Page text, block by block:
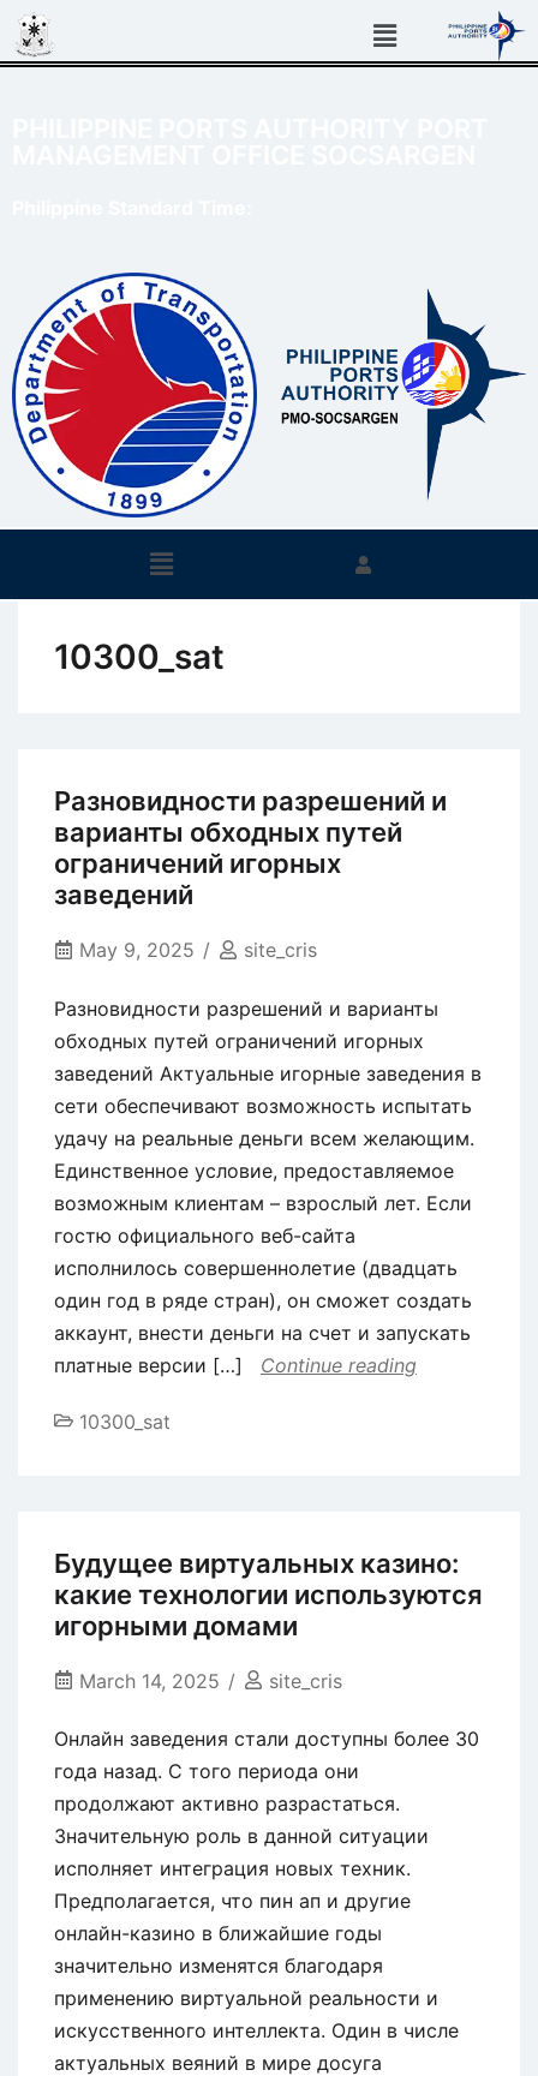
10300_sat
Разновидности разрешений и
варианты обходных путей
ограничений игорных
заведений
May 9, 2025 site_cris
Разновидности разрешений и варианты
обходных путей ограничений игорных
заведений Актуальные игорные заведения в
сети обеспечивают возможность испытать
удачу на реальные деньги всем желающим.
Единственное условие, предоставляемое
возможным клиентам – взрослый лет. Если
гостю официального веб-сайта
исполнилось совершеннолетие (двадцать
один год в ряде стран), он сможет создать
аккаунт, внести деньги на счет и запускать
платные версии […]
Continue reading
10300_sat
Будущее виртуальных казино:
какие технологии используются
игорными домами
March 14, 2025 site_cris
Онлайн заведения стали доступны более 30
года назад. С того периода они
продолжают активно разрастаться.
Значительную роль в данной ситуации
исполняет интеграция новых техник.
Предполагается, что пин ап и другие
онлайн-казино в ближайшие годы
значительно изменятся благодаря
применению виртуальной реальности и
искусственного интеллекта. Один в числе
актуальных веяний в мире досуга